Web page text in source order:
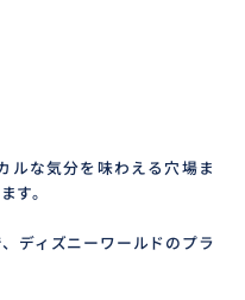
ルな気分を味わえる穴場ま
す。
ディズニーワールドのプラ